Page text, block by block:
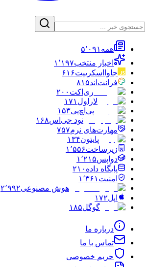
همه ۵٬۰۹۱
اخبار منتخب۱٬۱۹۷
جاوااسکریپت۶۱۶
فرانت‌اند۸۱۵
ری‌اکت ۲۰۰
لاراول ۱۷۱
پی‌اچ‌پی۱۵۳
نود جی‌اس۱۶۸
مهارت‌های نرم۷۵۷
پایتون۱۳۴
زیرساخت۱٬۵۵۶
دواپس۱٬۲۱۵
پایگاه داده ۲۱۰
امنیت ۱٬۳۶۱
هوش مصنوعی۲٬۹۹۲
اپل۱۷۲
گوگل۱۸۵
درباره ما
تماس با ما
حریم خصوصی